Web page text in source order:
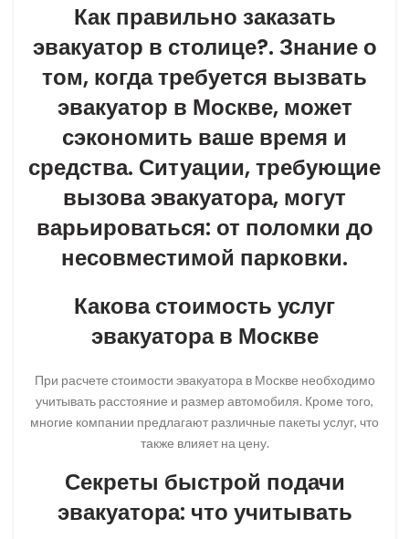
Как правильно заказать
эвакуатор в столице?. Знание о
том, когда требуется вызвать
эвакуатор в Москве, может
сэкономить ваше время и
средства. Ситуации, требующие
вызова эвакуатора, могут
варьироваться: от поломки до
несовместимой парковки.
Какова стоимость услуг
эвакуатора в Москве
При расчете стоимости эвакуатора в Москве необходимо
учитывать расстояние и размер автомобиля. Кроме того,
многие компании предлагают различные пакеты услуг, что
также влияет на цену.
Секреты быстрой подачи
эвакуатора: что учитывать